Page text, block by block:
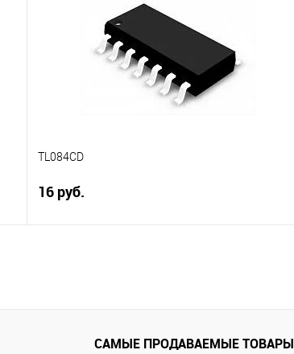
В избранное
Недоступно
TL084CD
16 руб.
САМЫЕ ПРОДАВАЕМЫЕ ТОВАРЫ